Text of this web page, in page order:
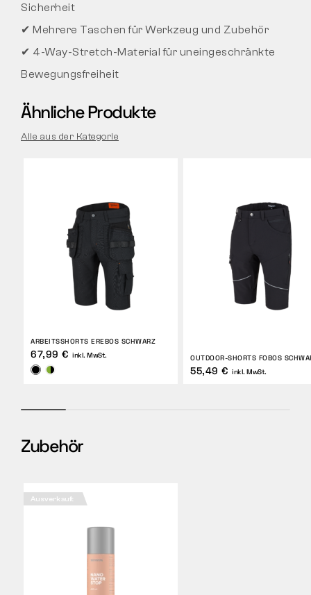
Sicherheit
✔ Mehrere Taschen für Werkzeug und Zubehör
✔ 4-Way-Stretch-Material für uneingeschränkte
Bewegungsfreiheit
Ähnliche Produkte
Alle aus der Kategorie
ARBEITSSHORTS EREBOS SCHWARZ
67,99 € inkl. MwSt. OUTDOOR-SHORTS FOBOS
55,49 € inkl. MwSt.
Zubehör
Ausverkauft